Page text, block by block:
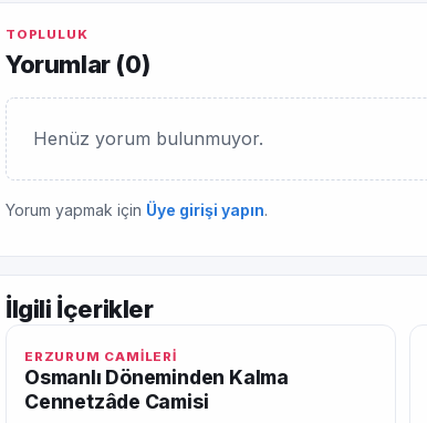
TOPLULUK
Yorumlar (0)
Henüz yorum bulunmuyor.
Yorum yapmak için Üye girişi yapın.
İlgili İçerikler
ERZURUM CAMİLERİ
Osmanlı Döneminden Kalma
Cennetzâde Camisi